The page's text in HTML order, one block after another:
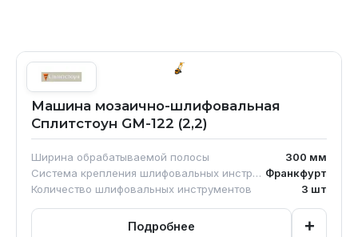
Машина мозаично-шлифовальная
Сплитстоун GM-122 (2,2)
Ширина обрабатываемой полосы 300 мм
Система крепления шлифовальных инструментов Франкфурт
Количество шлифовальных инструментов
3 шт
Подробнее +